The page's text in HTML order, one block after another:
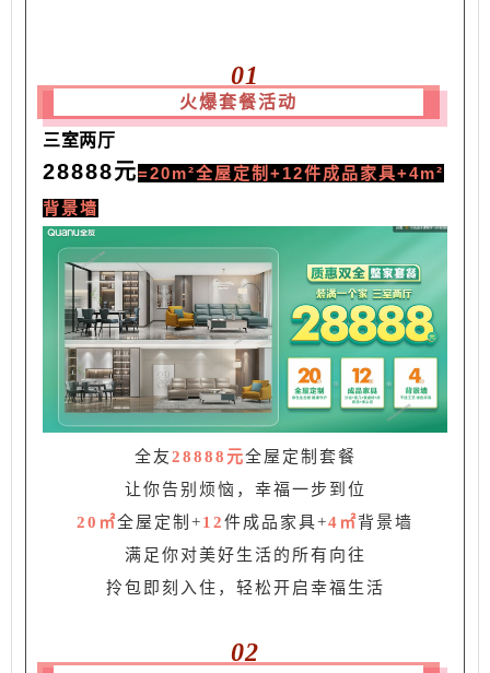
01
火爆套餐活动
三室两厅
28888元=20m²全屋定制+12件成品家具+4m²
背景墙
全友28888元全屋定制套餐
让你告别烦恼，幸福一步到位
20㎡全屋定制+12件成品家具+4㎡背景墙
满足你对美好生活的所有向往
拎包即刻入住，轻松开启幸福生活
02